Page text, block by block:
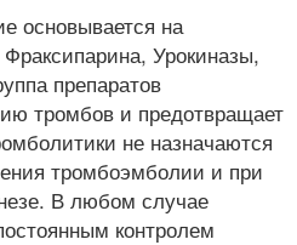
основывается на
Урокиназы,
препаратов
тромбов и предотвращает
не назначаются
тромбоэмболии и при
В любом случае
контролем